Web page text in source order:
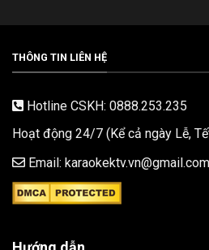
THÔNG TIN LIÊN HỆ
Hotline CSKH: 0888.253.235
Hoạt động 24/7 (Kể cả ngày Lễ,
Email: karaokektv.vn@gmail.com